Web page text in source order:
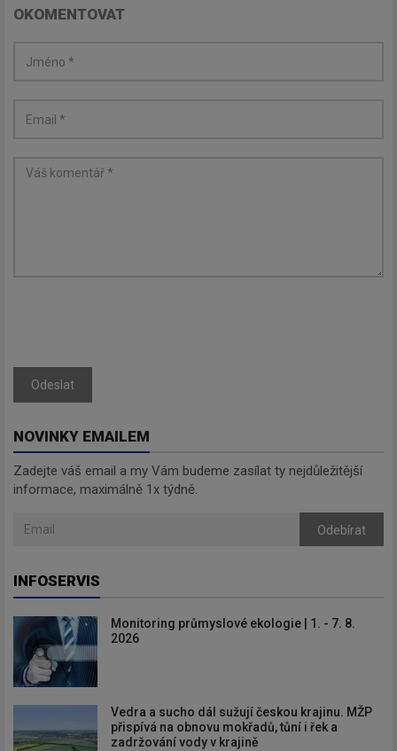
OKOMENTOVAT
Odeslat
NOVINKY EMAILEM
Zadejte váš email a my Vám budeme zasílat ty nejdůležitější
informace, maximálně 1x týdně.
Odebírat
INFOSERVIS
Monitoring průmyslové ekologie | 1. - 7. 8.
2026
Vedra a sucho dál sužují českou krajinu. MŽP
přispívá na obnovu mokřadů, tůní i řek a
zadržování vody v krajině